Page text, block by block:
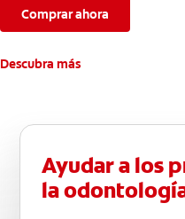
Comprar ahora
Descubra más
Ayudar a los
la